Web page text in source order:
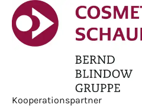
Kooperationspartner